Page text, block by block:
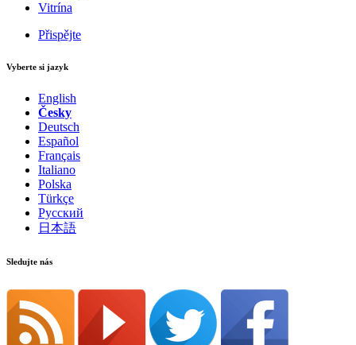
Vitrína
Přispějte
Vyberte si jazyk
English
Česky
Deutsch
Español
Français
Italiano
Polska
Türkçe
Русский
日本語
Sledujte nás